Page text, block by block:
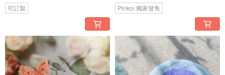
可訂製 Pinkoi 獨家發售